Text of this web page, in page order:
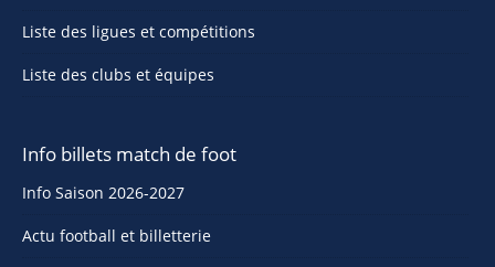
Liste des ligues et compétitions
Liste des clubs et équipes
Info billets match de foot
Info Saison 2026-2027
Actu football et billetterie